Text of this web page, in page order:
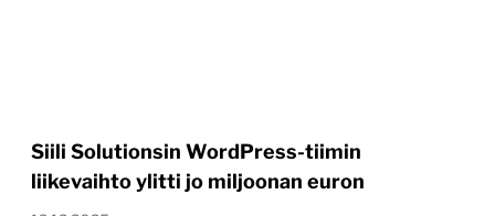
Siili Solutionsin WordPress-tiimin
liikevaihto ylitti jo miljoonan euron